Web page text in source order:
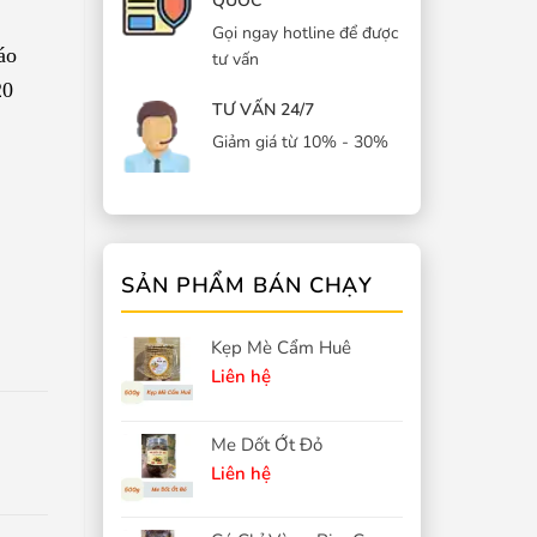
Gọi ngay hotline để được
tư vấn
TƯ VẤN 24/7
Giảm giá từ 10% - 30%
SẢN PHẨM BÁN CHẠY
Kẹp Mè Cẩm Huê
Liên hệ
Me Dốt Ớt Đỏ
Liên hệ